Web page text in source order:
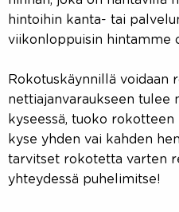
hintoihin kanta- tai
viikonloppuisin hintamme
Rokotuskäynnillä voidaan
nettiajanvaraukseen
kyseessä, tuoko
kyse yhden vai kahden
tarvitset rokotetta varten
yhteydessä puhelimitse!